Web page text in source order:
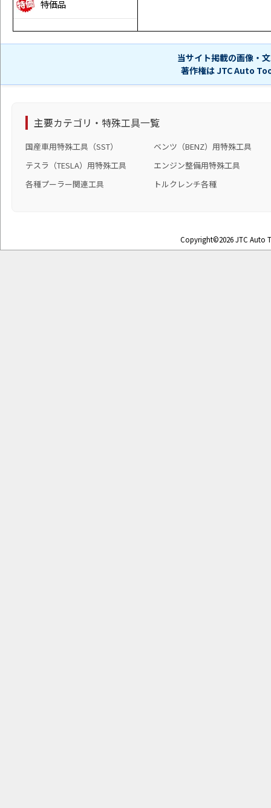
特価品
当サイト掲載の画像・
著作権は JTC Auto
主要カテゴリ・特殊工具一覧
国産車用特殊工具（SST）
ベンツ（BENZ）用特殊工具
テスラ（TESLA）用特殊工具
エンジン整備用特殊工具
各種プーラー関連工具
トルクレンチ各種
Copyright©2026 JTC Auto